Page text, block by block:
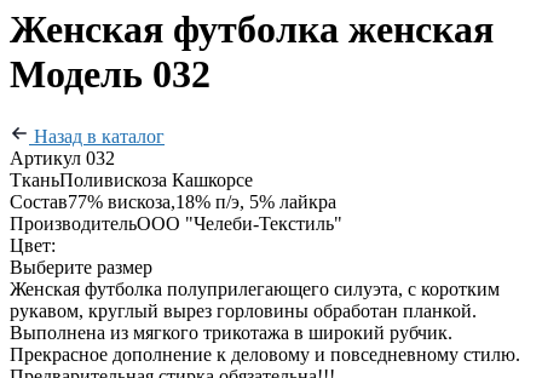
Женская футболка женская
Модель 032
Назад в каталог
Артикул 032
ТканьПоливискоза Кашкорсе
Состав77% вискоза,18% п/э, 5% лайкра
ПроизводительООО "Челеби-Текстиль"
Цвет:
Выберите размер
Женская футболка полуприлегающего силуэта, с коротким
рукавом, круглый вырез горловины обработан планкой.
Выполнена из мягкого трикотажа в широкий рубчик.
Прекрасное дополнение к деловому и повседневному стилю.